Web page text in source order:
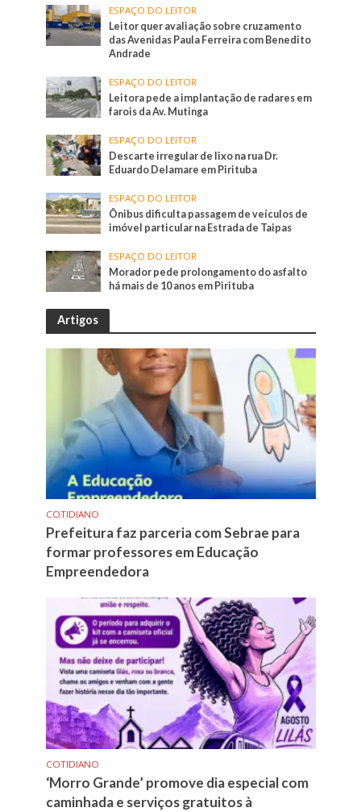
ESPAÇO DO LEITOR
Leitor quer avaliação sobre cruzamento
das Avenidas Paula Ferreira com Benedito
Andrade
ESPAÇO DO LEITOR
Leitora pede a implantação de radares em
farois da Av. Mutinga
ESPAÇO DO LEITOR
Descarte irregular de lixo na rua Dr.
Eduardo Delamare em Pirituba
ESPAÇO DO LEITOR
Ônibus dificulta passagem de veículos de
imóvel particular na Estrada de Taipas
ESPAÇO DO LEITOR
Morador pede prolongamento do asfalto
há mais de 10 anos em Pirituba
Artigos
COTIDIANO
Prefeitura faz parceria com Sebrae para
formar professores em Educação
Empreendedora
COTIDIANO
‘Morro Grande’ promove dia especial com
caminhada e serviços gratuitos à